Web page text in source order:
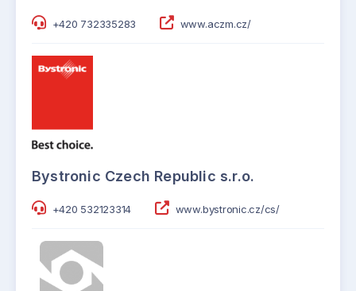
+420 732335283 www.aczm.cz/
Bystronic Czech Republic s.r.o.
+420 532123314 www.bystronic.cz/cs/